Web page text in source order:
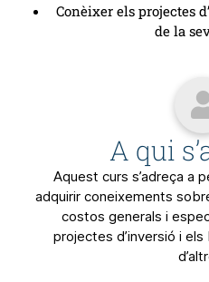
Conèixer els projectes
de la
A qui
Aquest curs s’adreça a
adquirir coneixements
costos generals i
projectes d’inversió i